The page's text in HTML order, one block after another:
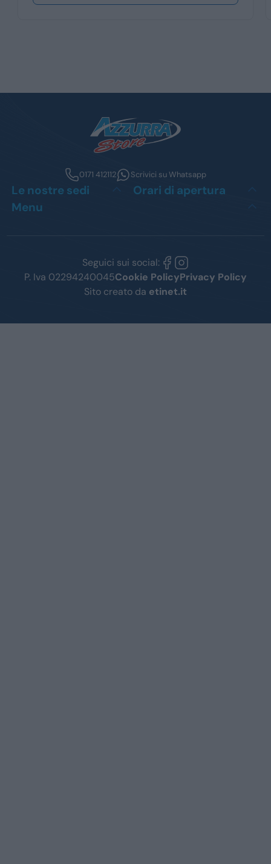
0171 412112 Scrivici su Whatsapp
Le nostre sedi
Orari di apertura
Menu
Seguici sui social:
P. Iva 02294240045Cookie PolicyPrivacy Policy
Sito creato da etinet.it